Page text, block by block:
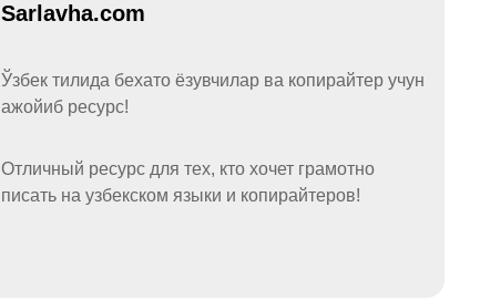
Sarlavha.com
Ўзбек тилида бехато ёзувчилар ва копирайтер учун
ажойиб ресурс!
Отличный ресурс для тех, кто хочет грамотно
писать на узбекском языки и копирайтеров!